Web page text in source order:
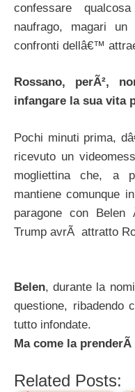
confessare
naufrago, magari un
confronti dellâ€™
Rossano, perÃ²,
infangare la sua vita
Pochi minuti prima,
ricevuto un
mogliettina che, a
mantiene comunque
paragone con Belen
Trump avrÃ attratto
Belen, durante la
questione, ribadendo
tutto infondate.
Ma come la
Related Posts: